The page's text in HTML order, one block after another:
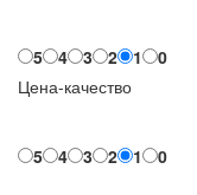
5 4 3 2 1
0
Цена-качество
5 4 3 2 1 0